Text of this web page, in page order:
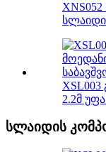
XSL003
2.2მ
სლაიდის